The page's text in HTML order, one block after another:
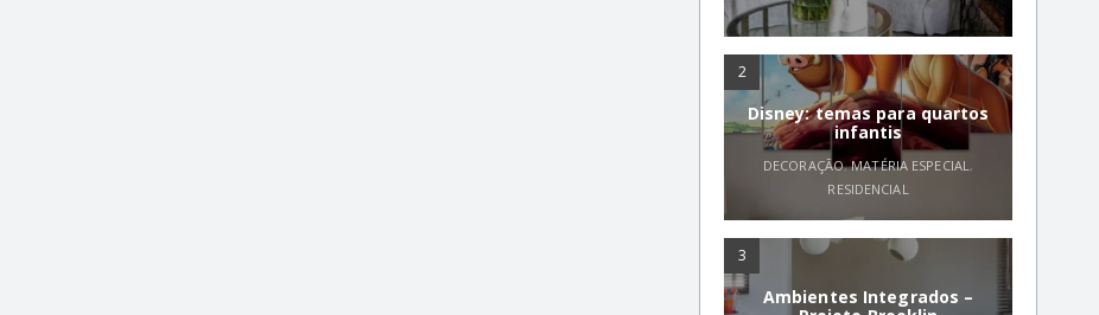
2
Disney: temas para quartos
infantis
DECORAÇÃO,MATÉRIA ESPECIAL,
RESIDENCIAL
3
Ambientes Integrados –